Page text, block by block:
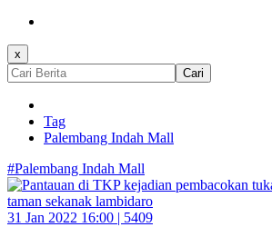
x
Cari
Tag
Palembang Indah Mall
#Palembang Indah Mall
31 Jan 2022 16:00 | 5409